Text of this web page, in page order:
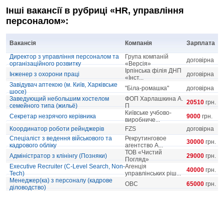
Інші вакансії в рубриці «HR, управління
персоналом»:
Вакансія Компанія
Зарплата
Директор з управління персоналом та
організаційного розвитку
Група компаній
«Версія»
договірна
Інженер з охорони праці
Ірпінська філія ДНП
«Інст...
договірна
Завідувач аптекою (м. Київ, Харківське
шосе)
"Біла-ромашка"
договірна
Заведующий небольшим хостелом
семейного типа (жильё)
ФОП Харлашкина А.
П
20510 грн.
Секретар незрячого керівника
Київське учбово-
виробниче...
9000 грн.
Координатор роботи рейнджерів
FZS
договірна
Спеціаліст з ведення військового та
кадрового обліку
Рекрутинговое
агентство А...
30000 грн.
Адміністратор з клінінгу (Позняки)
ТОВ «Чистий
Погляд»
29000 грн.
Executive Recruiter (C-Level Search, Non-
Tech)
Агенція
управлінських ріш...
40000 грн.
Менеджер(ка) з персоналу (кадрове
діловодство)
OBC 65000 грн.